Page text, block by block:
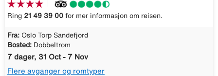
Ring 21 49 39 00 for mer informasjon om reisen.
Fra: Oslo Torp Sandefjord
Bosted: Dobbeltrom
7 dager, 31 Oct - 7 Nov
Flere avganger og romtyper